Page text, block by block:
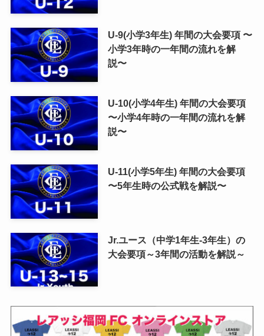
U-9(小学3年生) 年間の大会要項 〜
小学3年時の一年間の流れを解
説〜
U-10(小学4年生) 年間の大会要項
〜小学4年時の一年間の流れを解
説〜
U-11(小学5年生) 年間の大会要項
〜5年生時の公式戦を解説〜
Jr.ユース（中学1年生-3年生）の
大会要項～3年間の活動を解説～